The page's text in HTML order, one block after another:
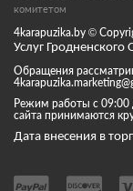
комитетом
4karapuzika.by ©
Услуг
Обращения
Режим работы с 09:00
сайта принимаются
Дата внесения в